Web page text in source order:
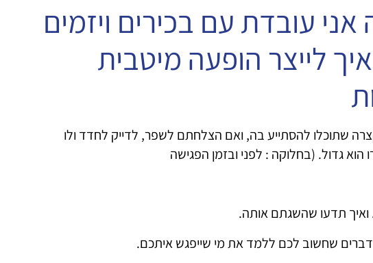
עובדת עם בכירים ויזמים
לייצר הופעה מיטבית
לחדד ולו
גדול. (בחלוקה : לפני ובזמן הפגישה